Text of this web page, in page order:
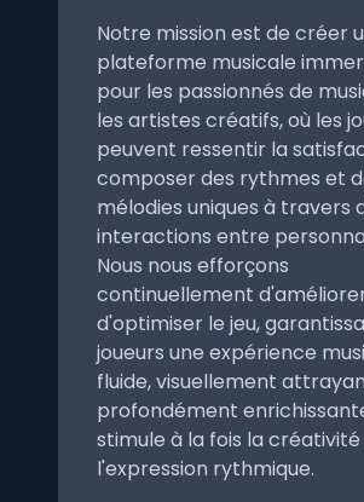
Notre mission est de créer
plateforme musicale
pour les passionnés de
les artistes créatifs, où les
peuvent ressentir la
composer des rythmes et
mélodies uniques à travers
interactions entre
Nous nous efforçons
continuellement
d'optimiser le jeu,
joueurs une expérience
fluide, visuellement
profondément
stimule à la fois la
l'expression rythmique.